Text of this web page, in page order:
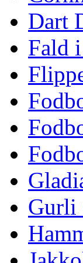
Dart
Fald
Gurli